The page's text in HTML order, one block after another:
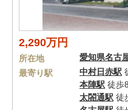
2,290万円
所在地 愛知県名古
最寄り駅
中村日赤駅
本陣駅 徒歩
太閤通駅 徒